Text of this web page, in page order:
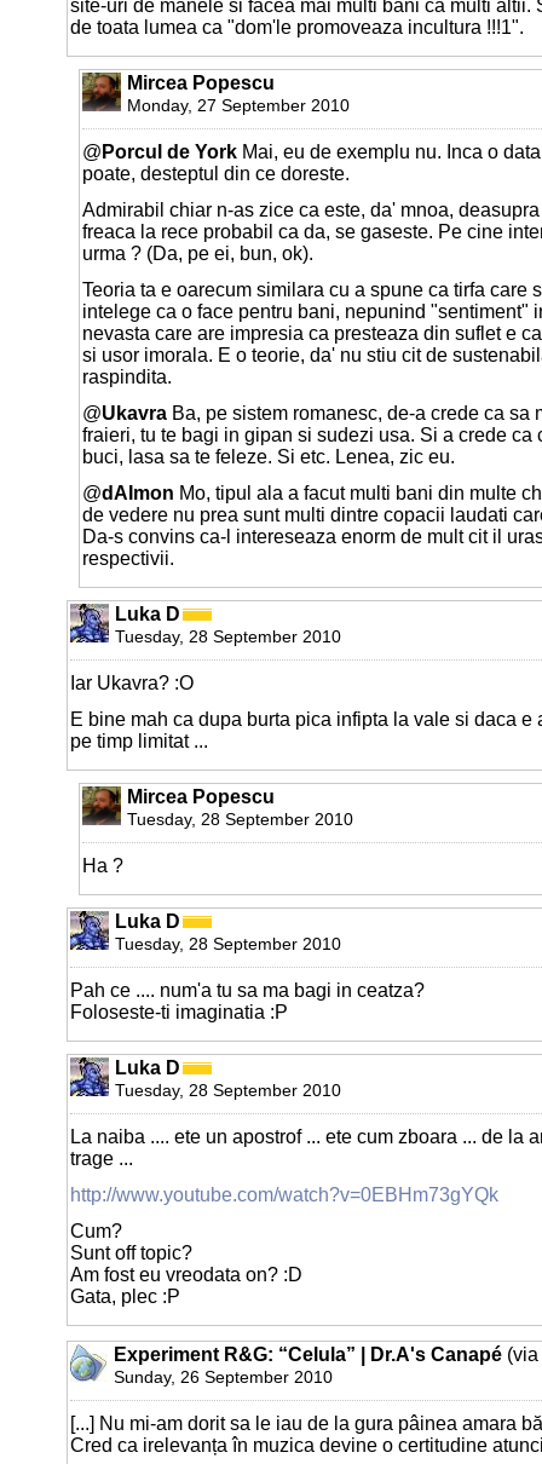
site-uri de manele si facea mai multi bani ca multi altii.
de toata lumea ca "dom'le promoveaza incultura !!!1".
Mircea Popescu
Monday, 27 September 2010
@ Porcul de York Mai, eu de exemplu nu. Inca o
poate, desteptul din ce doreste.
Admirabil chiar n-as zice ca este, da' mnoa,
freaca la rece probabil ca da, se gaseste. Pe cine
urma ? (Da, pe ei, bun, ok).
Teoria ta e oarecum similara cu a spune ca tirfa care
intelege ca o face pentru bani, nepunind "sentiment"
nevasta care are impresia ca presteaza din suflet e
si usor imorala. E o teorie, da' nu stiu cit de
raspindita.
@Ukavra Ba, pe sistem romanesc, de-a crede ca sa
fraieri, tu te bagi in gipan si sudezi usa. Si a crede ca
buci, lasa sa te feleze. Si etc. Lenea, zic eu.
@dAImon Mo, tipul ala a facut multi bani din multe
de vedere nu prea sunt multi dintre copacii laudati
Da-s convins ca-l intereseaza enorm de mult cit il
respectivii.
Luka D
Tuesday, 28 September 2010
Iar Ukavra? :O
E bine mah ca dupa burta pica infipta la vale si daca e
pe timp limitat ...
Mircea Popescu
Tuesday, 28 September 2010
Ha ?
Luka D
Tuesday, 28 September 2010
Pah ce .... num'a tu sa ma bagi in ceatza?
Foloseste-ti imaginatia :P
Luka D
Tuesday, 28 September 2010
La naiba .... ete un apostrof ... ete cum zboara ... de la
trage ...
http://www.youtube.com/watch?v=0EBHm73gYQk
Cum?
Sunt off topic?
Am fost eu vreodata on? :D
Gata, plec :P
Experiment R&G: “Celula” | Dr.A's Canapé
Sunday, 26 September 2010
[...] Nu mi-am dorit sa le iau de la gura pâinea amara
Cred ca irelevanța în muzica devine o certitudine